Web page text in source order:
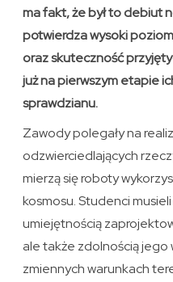
ma fakt, że był to debiut
potwierdza wysoki
oraz skuteczność
już na pierwszym etapie
sprawdzianu.
Zawody polegały na
odzwierciedlających
mierzą się roboty
kosmosu. Studenci
umiejętnością
ale także zdolnością jego
zmiennych warunkach